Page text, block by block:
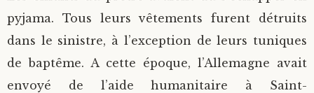
pyjama. Tous leurs vêtements furent détruits
dans le sinistre, à l’exception de leurs tuniques
de baptême. A cette époque, l’Allemagne avait
envoyé de l’aide humanitaire à Saint-